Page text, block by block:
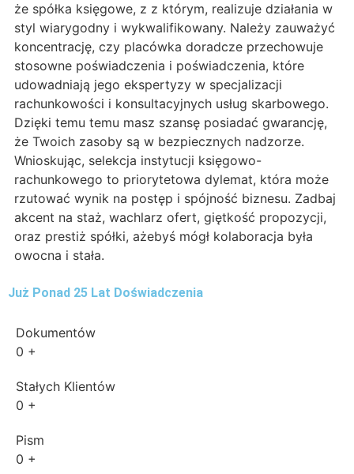
że spółka księgowe, z z którym, realizuje działania w
styl wiarygodny i wykwalifikowany. Należy zauważyć
koncentrację, czy placówka doradcze przechowuje
stosowne poświadczenia i poświadczenia, które
udowadniają jego ekspertyzy w specjalizacji
rachunkowości i konsultacyjnych usług skarbowego.
Dzięki temu temu masz szansę posiadać gwarancję,
że Twoich zasoby są w bezpiecznych nadzorze.
Wnioskując, selekcja instytucji księgowo-
rachunkowego to priorytetowa dylemat, która może
rzutować wynik na postęp i spójność biznesu. Zadbaj
akcent na staż, wachlarz ofert, giętkość propozycji,
oraz prestiż spółki, ażebyś mógł kolaboracja była
owocna i stała.
Już Ponad 25 Lat Doświadczenia
Dokumentów
0 +
Stałych Klientów
0 +
Pism
0 +